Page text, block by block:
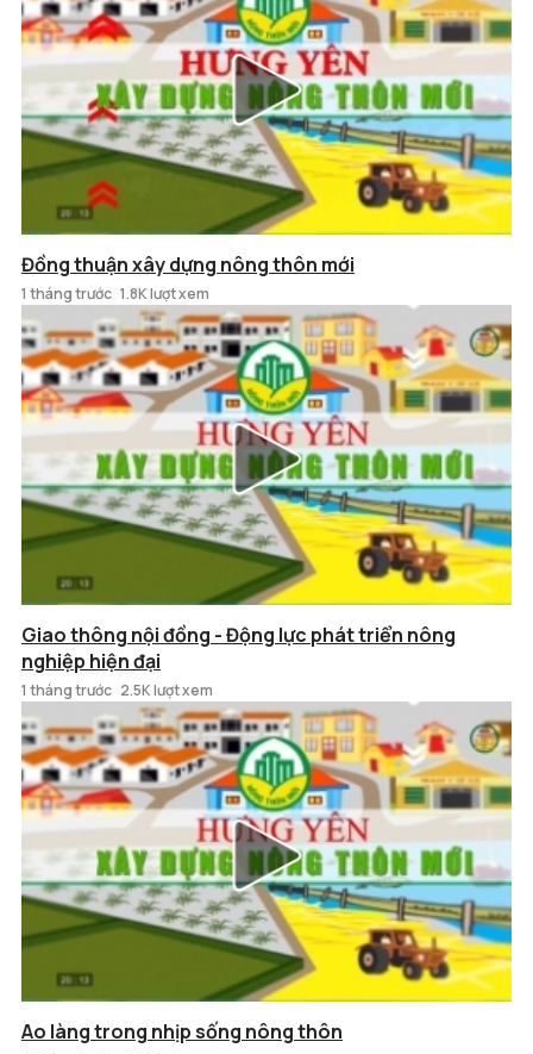
Đồng thuận xây dựng nông thôn mới
1 tháng trước 1.8K lượt xem
Giao thông nội đồng - Động lực phát triển nông
nghiệp hiện đại
1 tháng trước 2.5K lượt xem
Ao làng trong nhịp sống nông thôn